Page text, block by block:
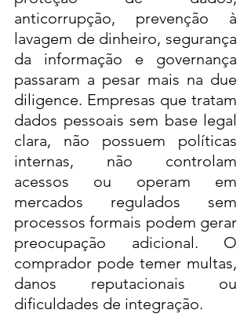
anticorrupção, prevenção à
lavagem de dinheiro, segurança
da informação e governança
passaram a pesar mais na due
diligence. Empresas que tratam
dados pessoais sem base legal
clara, não possuem políticas
internas, não controlam
acessos ou operam em
mercados regulados sem
processos formais podem gerar
preocupação adicional. O
comprador pode temer multas,
danos reputacionais ou
dificuldades de integração.